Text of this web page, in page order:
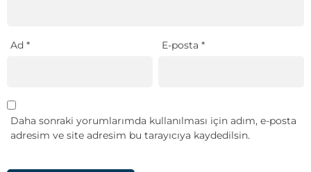
Ad * E-posta*
Daha sonraki yorumlarımda kullanılması için adım, e-posta
adresim ve site adresim bu tarayıcıya kaydedilsin.